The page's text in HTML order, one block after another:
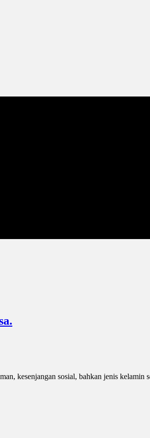
kesenjangan sosial, bahkan jenis kelamin